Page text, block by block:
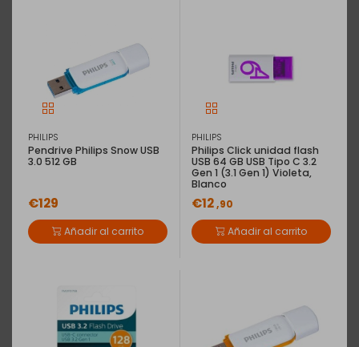
PHILIPS
Pendrive Philips Snow USB
3.0 512 GB
€129
Añadir al carrito
PHILIPS
Philips Click unidad flash
USB 64 GB USB Tipo C 3.2
Gen 1 (3.1 Gen 1) Violeta,
Blanco
€12,90
Añadir al carrito